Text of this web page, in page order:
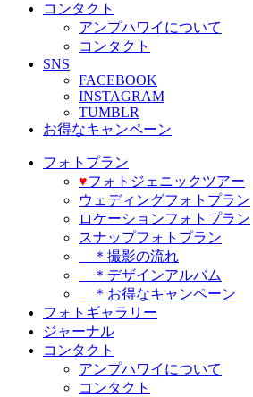
コンタクト
アンプハワイについて
コンタクト
SNS
FACEBOOK
INSTAGRAM
TUMBLR
お得なキャンペーン
フォトプラン
♥️フォトジェニックツアー
ウェディングフォトプラン
ロケーションフォトプラン
スナップフォトプラン
＊撮影の流れ
＊デザインアルバム
＊お得なキャンペーン
フォトギャラリー
ジャーナル
コンタクト
アンプハワイについて
コンタクト